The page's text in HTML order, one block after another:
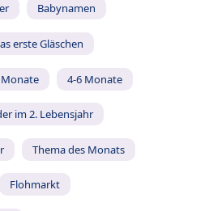
Babynamen
erste Gläschen
4-6 Monate
im 2. Lebensjahr
Thema des Monats
Flohmarkt